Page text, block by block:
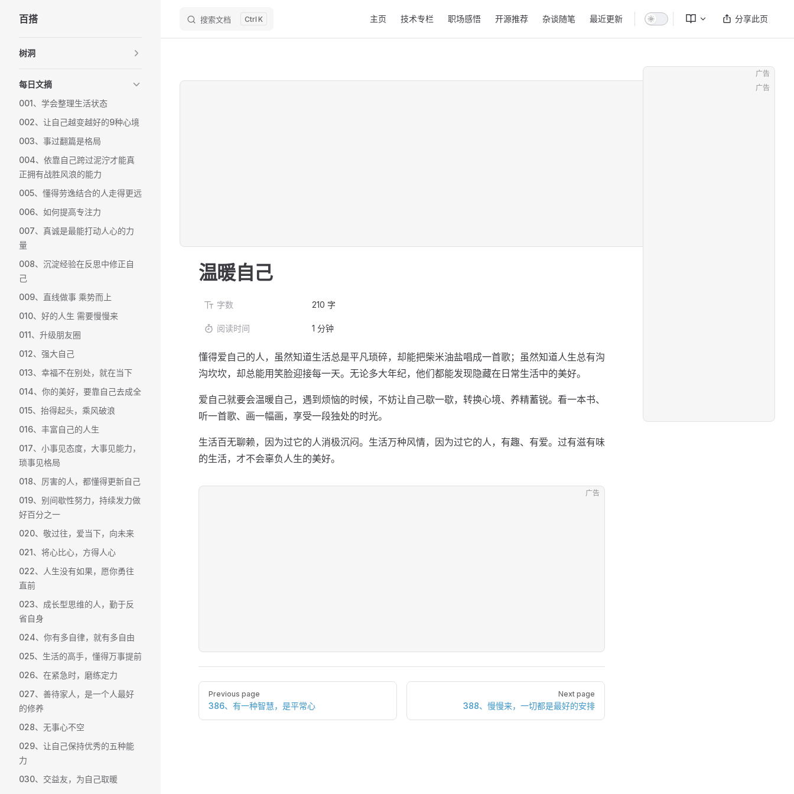
Skip to content
百搭 搜索文档 K 主页 技术专栏 职场感悟 开源推荐 杂谈随笔 最近更新 分享此页
树洞
每日文摘
001、学会整理生活状态
002、让自己越变越好的9种心境
003、事过翻篇是格局
004、依靠自己跨过泥泞才能真
正拥有战胜风浪的能力
005、懂得劳逸结合的人走得更远
006、如何提高专注力
007、真诚是最能打动人心的力
量
008、沉淀经验在反思中修正自
己
009、直线做事 乘势而上
010、好的人生 需要慢慢来
011、升级朋友圈
012、强大自己
013、幸福不在别处，就在当下
014、你的美好，要靠自己去成全
015、抬得起头，乘风破浪
016、丰富自己的人生
017、小事见态度，大事见能力，
琐事见格局
018、厉害的人，都懂得更新自己
019、别间歇性努力，持续发力做
好百分之一
020、敬过往，爱当下，向未来
021、将心比心，方得人心
022、人生没有如果，愿你勇往
直前
023、成长型思维的人，勤于反
省自身
024、你有多自律，就有多自由
025、生活的高手，懂得万事提前
026、在紧急时，磨练定力
027、善待家人，是一个人最好
的修养
028、无事心不空
029、让自己保持优秀的五种能
力
030、交益友，为自己取暖
广告
广告
温暖自己
字数 210 字
阅读时间 1 分钟
懂得爱自己的人，虽然知道生活总是平凡琐碎，却能把柴米油盐唱成一首歌；虽然知道人生总有沟
沟坎坎，却总能用笑脸迎接每一天。无论多大年纪，他们都能发现隐藏在日常生活中的美好。
爱自己就要会温暖自己，遇到烦恼的时候，不妨让自己歇一歇，转换心境、养精蓄锐。看一本书、
听一首歌、画一幅画，享受一段独处的时光。
生活百无聊赖，因为过它的人消极沉闷。生活万种风情，因为过它的人，有趣、有爱。过有滋有味
的生活，才不会辜负人生的美好。
广告
Pager
Previous page
386、有一种智慧，是平常心
Next page
388、慢慢来，一切都是最好的安排